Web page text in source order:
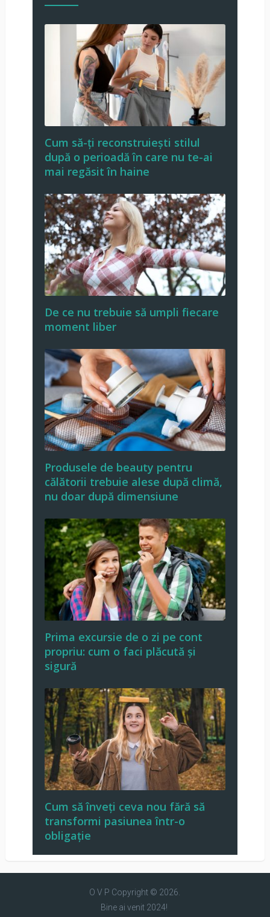
Cum să-ți reconstruiești stilul
după o perioadă în care nu te-ai
mai regăsit în haine
De ce nu trebuie să umpli fiecare
moment liber
Produsele de beauty pentru
călătorii trebuie alese după climă,
nu doar după dimensiune
Prima excursie de o zi pe cont
propriu: cum o faci plăcută și
sigură
Cum să înveți ceva nou fără să
transformi pasiunea într-o
obligație
O V P Copyright © 2026.
Bine ai venit 2024!